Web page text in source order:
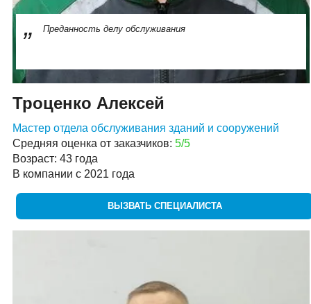
Преданность делу обслуживания
Троценко Алексей
Мастер отдела обслуживания зданий и сооружений
Средняя оценка от заказчиков: 5/5
Возраст: 43 года
В компании с 2021 года
ВЫЗВАТЬ СПЕЦИАЛИСТА